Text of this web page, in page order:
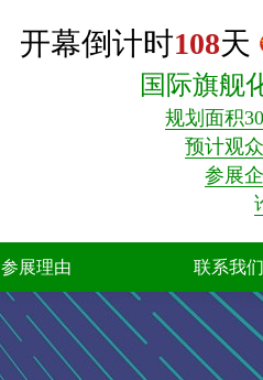
开幕倒计时108天
国际旗舰
规划面积
预计观
参展
参展理由 联系我们